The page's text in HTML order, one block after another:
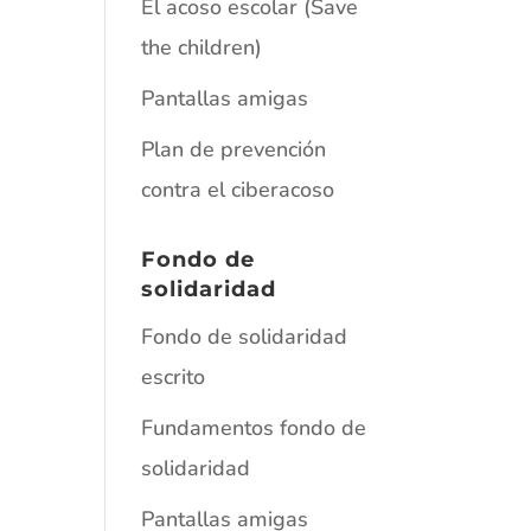
El acoso escolar (Save
the children)
Pantallas amigas
Plan de prevención
contra el ciberacoso
Fondo de
solidaridad
Fondo de solidaridad
escrito
Fundamentos fondo de
solidaridad
Pantallas amigas